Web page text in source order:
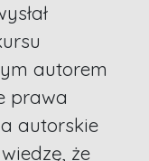
autorem
prawa
autorskie
że